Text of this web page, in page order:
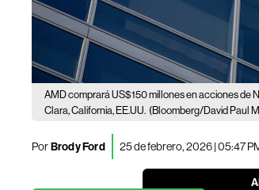
AMD comprará US$150 millones en acciones de
Clara, California, EE.UU. (Bloomberg/David Paul
PorBrody Ford 25 de febrero, 2026 | 05:47